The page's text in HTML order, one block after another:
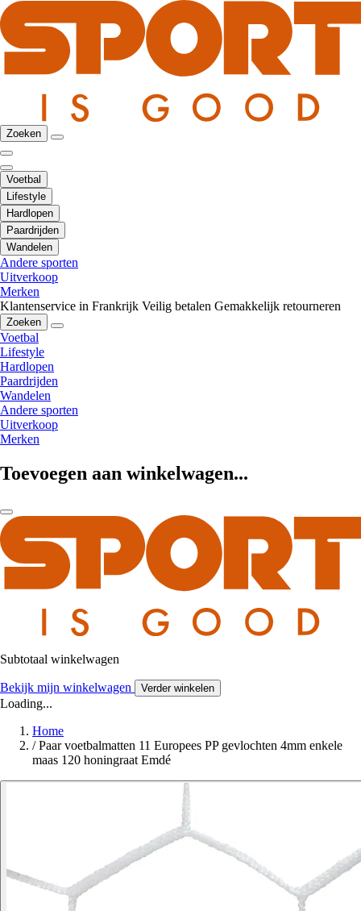
Zoeken
Voetbal
Lifestyle
Hardlopen
Paardrijden
Wandelen
Andere sporten
Uitverkoop
Merken
Klantenservice in Frankrijk Veilig betalen Gemakkelijk retourneren
Zoeken
Voetbal
Lifestyle
Hardlopen
Paardrijden
Wandelen
Andere sporten
Uitverkoop
Merken
Toevoegen aan winkelwagen...
Subtotaal winkelwagen
Bekijk mijn winkelwagen Verder winkelen
Loading...
Home
/ Paar voetbalmatten 11 Europees PP gevlochten 4mm enkele
maas 120 honingraat Emdé